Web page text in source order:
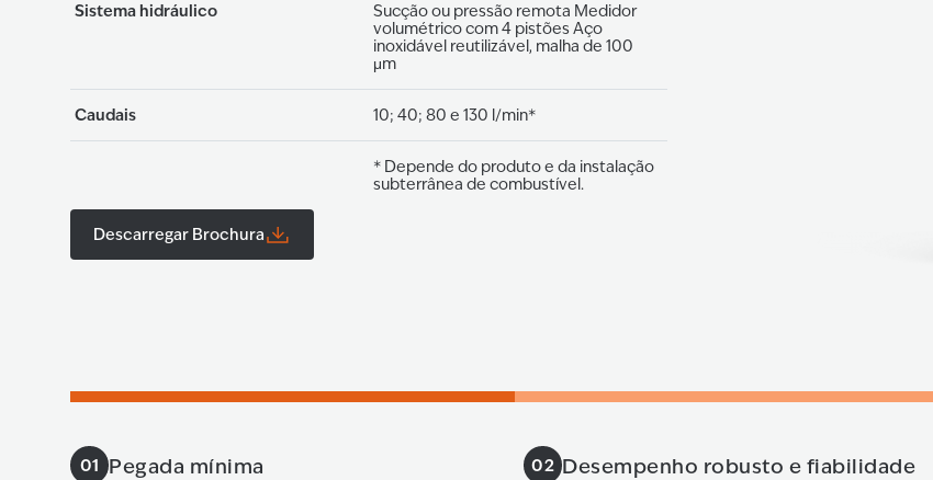
Sistema hidráulico
Sucção ou pressão remota Medidor
volumétrico com 4 pistões Aço
inoxidável reutilizável, malha de 100
μm
Caudais 10; 40; 80 e 130 l/min*
* Depende do produto e da instalação
subterrânea de combustível.
Descarregar Brochura
01 Pegada mínima 02 Desempenho robusto e fiabilidade